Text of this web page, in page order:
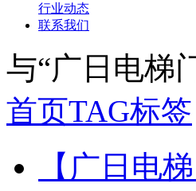
行业动态
联系我们
与“广日电梯
首页TAG标签
【广日电